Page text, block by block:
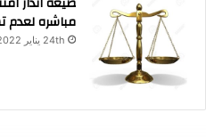
مباشره لعدم
24th يناير 2022